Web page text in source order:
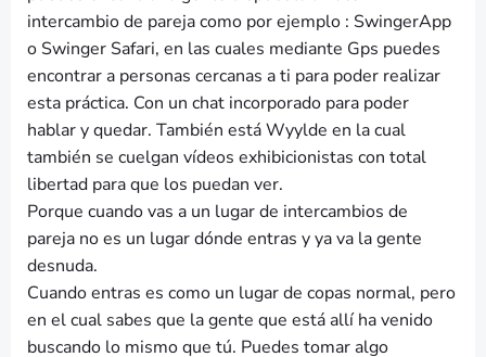
intercambio de pareja como por ejemplo : SwingerApp
o Swinger Safari, en las cuales mediante Gps puedes
encontrar a personas cercanas a ti para poder realizar
esta práctica. Con un chat incorporado para poder
hablar y quedar. También está Wyylde en la cual
también se cuelgan vídeos exhibicionistas con total
libertad para que los puedan ver.
Porque cuando vas a un lugar de intercambios de
pareja no es un lugar dónde entras y ya va la gente
desnuda.
Cuando entras es como un lugar de copas normal, pero
en el cual sabes que la gente que está allí ha venido
buscando lo mismo que tú. Puedes tomar algo